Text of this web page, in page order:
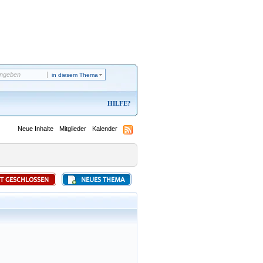
in diesem Thema
HILFE
Neue Inhalte Mitglieder Kalender
NEUES THEMA
GESCHLOSSEN